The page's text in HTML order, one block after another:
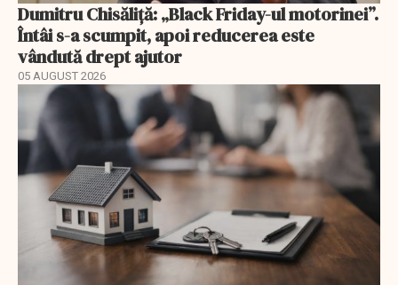
Dumitru Chisăliță: „Black Friday-ul motorinei”.
Întâi s-a scumpit, apoi reducerea este
vândută drept ajutor
05 AUGUST 2026